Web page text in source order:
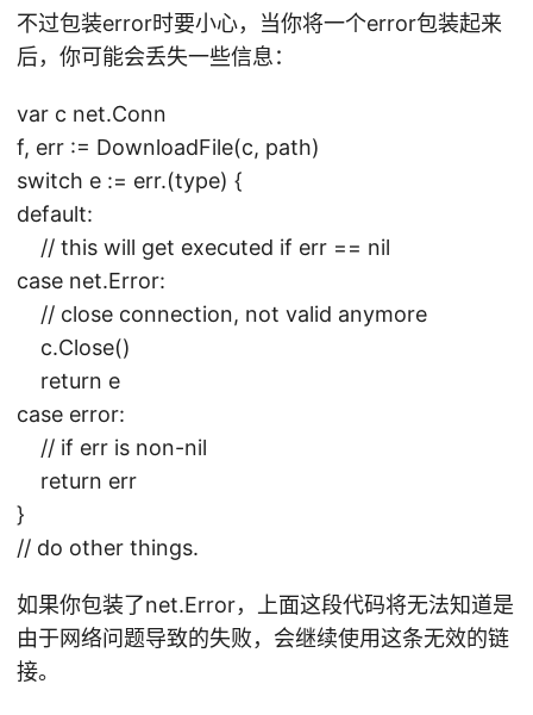
不过包装error时要小心，当你将一个error包装起来
后，你可能会丢失一些信息：
var c net.Conn
f, err := DownloadFile(c, path)
switch e := err.(type) {
default:
// this will get executed if err == nil
case net.Error:
// close connection, not valid anymore
c.Close()
return e
case error:
// if err is non-nil
return err
}
// do other things.
如果你包装了net.Error，上面这段代码将无法知道是
由于网络问题导致的失败，会继续使用这条无效的链
接。